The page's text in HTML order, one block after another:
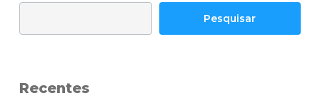
Pesquisar
Recentes